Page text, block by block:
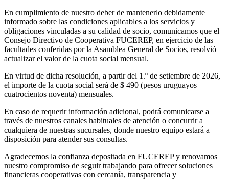
En cumplimiento de nuestro deber de mantenerlo debidamente
informado sobre las condiciones aplicables a los servicios y
obligaciones vinculadas a su calidad de socio, comunicamos que el
Consejo Directivo de Cooperativa FUCEREP, en ejercicio de las
facultades conferidas por la Asamblea General de Socios, resolvió
actualizar el valor de la cuota social mensual.
En virtud de dicha resolución, a partir del 1.º de setiembre de 2026,
el importe de la cuota social será de $ 490 (pesos uruguayos
cuatrocientos noventa) mensuales.
En caso de requerir información adicional, podrá comunicarse a
través de nuestros canales habituales de atención o concurrir a
cualquiera de nuestras sucursales, donde nuestro equipo estará a
disposición para atender sus consultas.
Agradecemos la confianza depositada en FUCEREP y renovamos
nuestro compromiso de seguir trabajando para ofrecer soluciones
financieras cooperativas con cercanía, transparencia y